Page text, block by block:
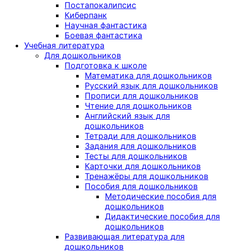
Постапокалипсис
Киберпанк
Научная фантастика
Боевая фантастика
Учебная литература
Для дошкольников
Подготовка к школе
Математика для дошкольников
Русский язык для дошкольников
Прописи для дошкольников
Чтение для дошкольников
Английский язык для
дошкольников
Тетради для дошкольников
Задания для дошкольников
Тесты для дошкольников
Карточки для дошкольников
Тренажёры для дошкольников
Пособия для дошкольников
Методические пособия для
дошкольников
Дидактические пособия для
дошкольников
Развивающая литература для
дошкольников